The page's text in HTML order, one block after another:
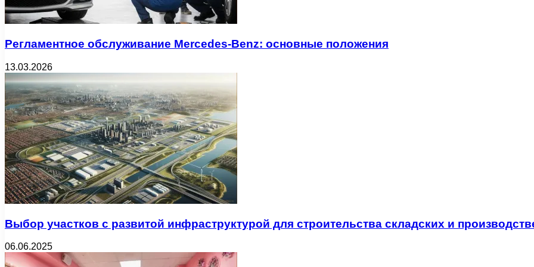
Регламентное обслуживание Mercedes-Benz: основные положения
13.03.2026
Выбор участков с развитой инфраструктурой для строительства складских и
06.06.2025